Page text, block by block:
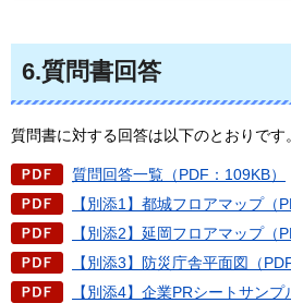
6.質問書回答
質問書に対する回答は以下のとおりです
質問回答一覧（PDF：109KB）
【別添1】都城フロアマップ（
【別添2】延岡フロアマップ（
【別添3】防災庁舎平面図（
【別添4】企業PRシートサンプ